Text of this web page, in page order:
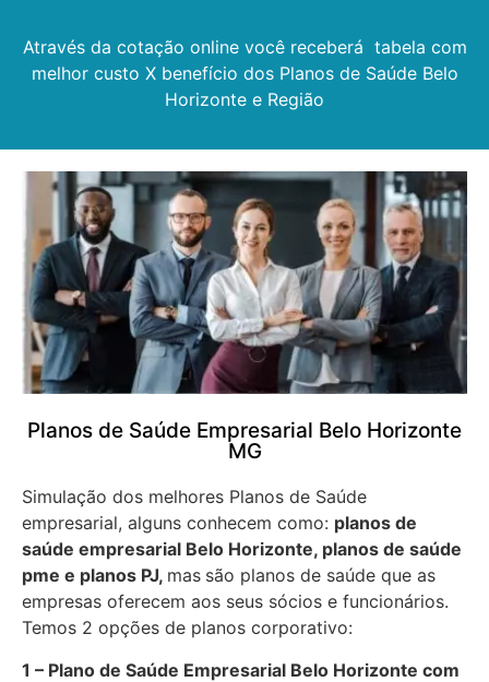
Através da cotação online você receberá tabela com
melhor custo X benefício dos Planos de Saúde Belo
Horizonte e Região
Planos de Saúde Empresarial Belo Horizonte
MG
Simulação dos melhores Planos de Saúde
empresarial, alguns conhecem como: planos de
saúde empresarial Belo Horizonte, planos de saúde
pme e planos PJ, mas são planos de saúde que as
empresas oferecem aos seus sócios e funcionários.
Temos 2 opções de planos corporativo:
1 – Plano de Saúde Empresarial Belo Horizonte com